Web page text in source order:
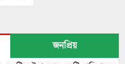
জনপ্রিয়